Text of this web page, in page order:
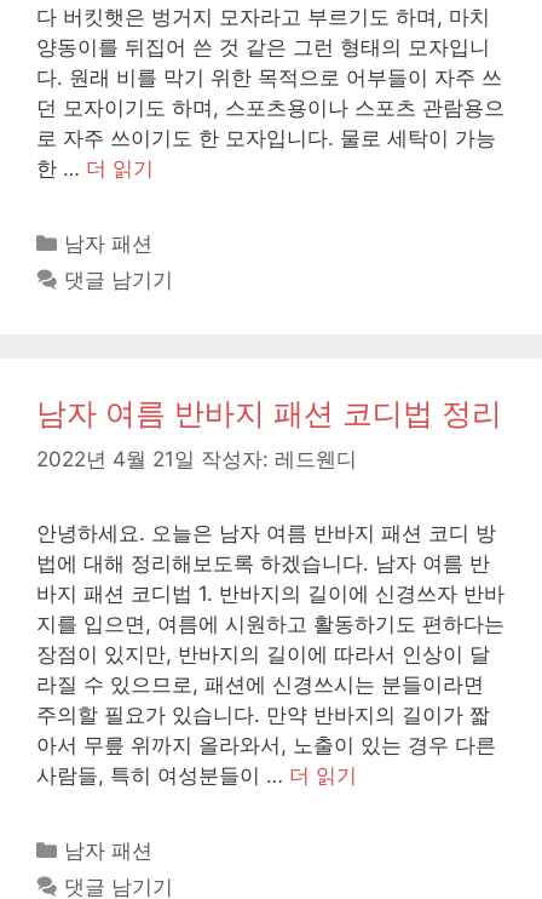
다 버킷햇은 벙거지 모자라고 부르기도 하며, 마치
양동이를 뒤집어 쓴 것 같은 그런 형태의 모자입니
다. 원래 비를 막기 위한 목적으로 어부들이 자주 쓰
던 모자이기도 하며, 스포츠용이나 스포츠 관람용으
로 자주 쓰이기도 한 모자입니다. 물로 세탁이 가능
한 … 더 읽기
카
테
고
남자 패션
댓글 남기기
남자 여름 반바지 패션 코디법 정리
2022년 4월 21일 작성자: 레드웬디
안녕하세요. 오늘은 남자 여름 반바지 패션 코디 방
법에 대해 정리해보도록 하겠습니다. 남자 여름 반
바지 패션 코디법 1. 반바지의 길이에 신경쓰자 반바
지를 입으면, 여름에 시원하고 활동하기도 편하다는
장점이 있지만, 반바지의 길이에 따라서 인상이 달
라질 수 있으므로, 패션에 신경쓰시는 분들이라면
주의할 필요가 있습니다. 만약 반바지의 길이가 짧
아서 무릎 위까지 올라와서, 노출이 있는 경우 다른
사람들, 특히 여성분들이 … 더 읽기
카
테
남자 패션
댓글 남기기